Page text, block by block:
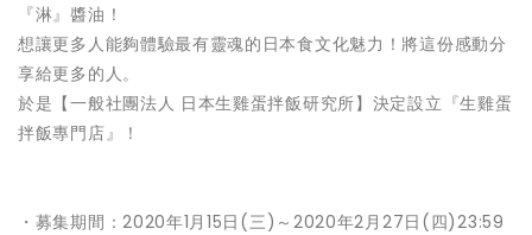
『淋』醬油！
想讓更多人能夠體驗最有靈魂的日本食文化魅力！將這份感動分
享給更多的人。
於是【一般社團法人 日本生雞蛋拌飯研究所】決定設立『生雞蛋
拌飯專門店』！
・募集期間：2020年1月15日(三)～2020年2月27日(四)23:59